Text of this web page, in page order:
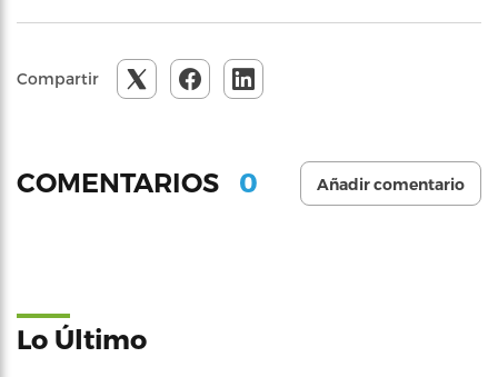
Compartir
COMENTARIOS 0 Añadir comentario
Lo Último